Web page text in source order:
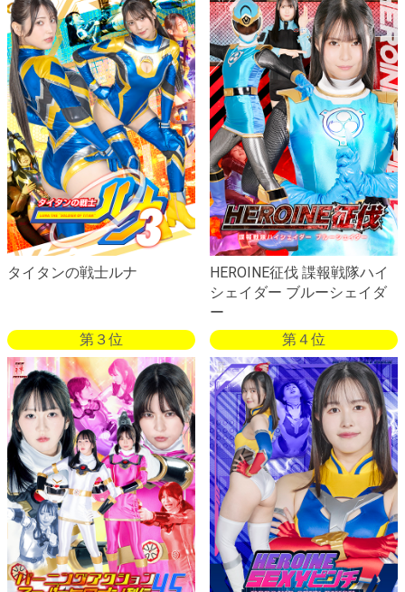
タイタンの戦士ルナ
HEROINE征伐 諜報戦隊ハイ
シェイダー ブルーシェイダ
ー
第３位
第４位